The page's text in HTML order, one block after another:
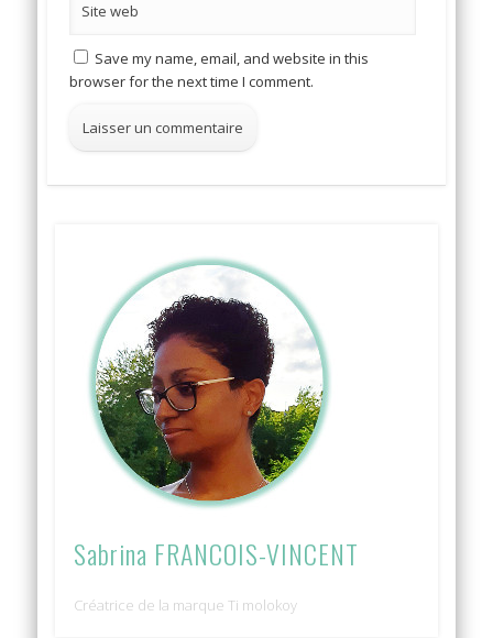
Site web
Save my name, email, and website in this
browser for the next time I comment.
Sabrina FRANCOIS-VINCENT
Créatrice de la marque Ti molokoy